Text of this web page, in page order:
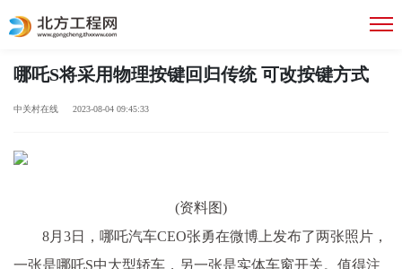
哪吒S将采用物理按键回归传统 可改按键方式
中关村在线 2023-08-04 09:45:33
(资料图)
8月3日，哪吒汽车CEO张勇在微博上发布了两张照片，
一张是哪吒S中大型轿车，另一张是实体车窗开关。值得注